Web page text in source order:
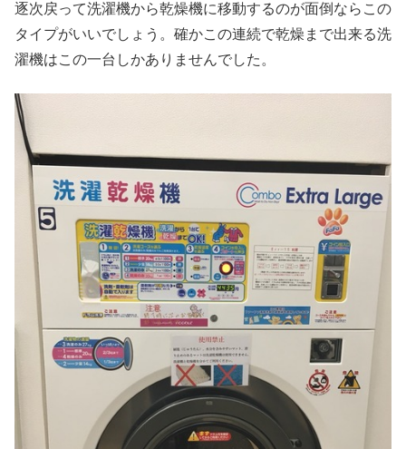
逐次戻って洗濯機から乾燥機に移動するのが面倒ならこの
タイプがいいでしょう。確かこの連続で乾燥まで出来る洗
濯機はこの一台しかありませんでした。